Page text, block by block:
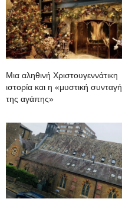
Μια αληθινή Χριστουγεννάτικη
ιστορία και η «μυστική συνταγή
της αγάπης»